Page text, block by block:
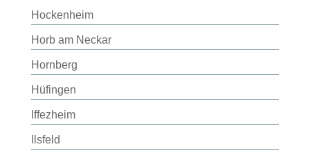
Hockenheim
Horb am Neckar
Hornberg
Hüfingen
Iffezheim
Ilsfeld